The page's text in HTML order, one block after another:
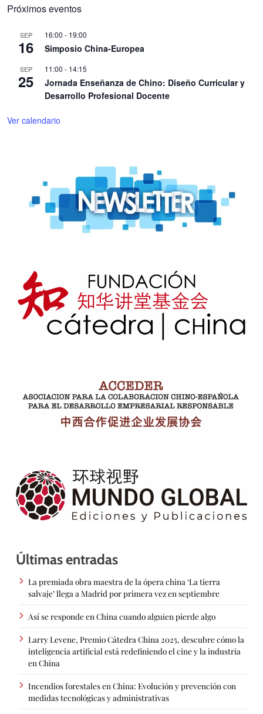
Próximos eventos
SEP
16
16:00 - 19:00
Simposio China-Europea
SEP
25
11:00 - 14:15
Jornada Enseñanza de Chino: Diseño Curricular y
Desarrollo Profesional Docente
Ver calendario
Últimas entradas
La premiada obra maestra de la ópera china ‘La tierra
salvaje’ llega a Madrid por primera vez en septiembre
Así se responde en China cuando alguien pierde algo
Larry Levene, Premio Cátedra China 2025, descubre cómo la
inteligencia artificial está redefiniendo el cine y la industria
en China
Incendios forestales en China: Evolución y prevención con
medidas tecnológicas y administrativas